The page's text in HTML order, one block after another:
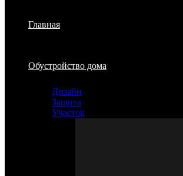
Главная
Обустройство дома
Дизайн
Защита
Участок